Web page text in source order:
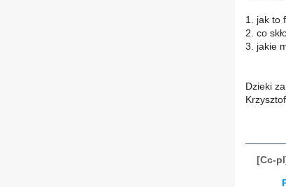
1. jak to
2. co
3. jakie
Dzieki
Krzysztof
[Cc-